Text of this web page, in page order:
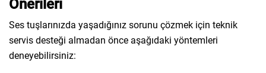
Önerileri
Ses tuşlarınızda yaşadığınız sorunu çözmek için teknik
servis desteği almadan önce aşağıdaki yöntemleri
deneyebilirsiniz: